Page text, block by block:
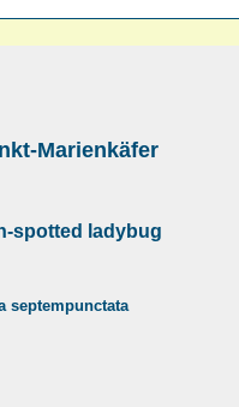
Marienkäfer
spotted ladybug
septempunctata